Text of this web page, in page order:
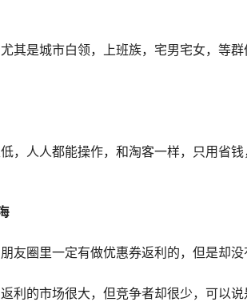
其是城市白领，上班族，宅男宅女，等
，人人都能操作，和淘客一样，只用省
友圈里一定有做优惠券返利的，但是却没
利的市场很大，但竞争者却很少，可以说